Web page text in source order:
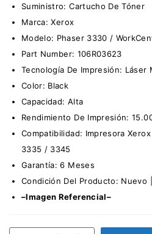
Suministro: Cartucho De Tóner
Marca: Xerox
Modelo: Phaser 3330 /
Part Number: 106R03623
Tecnología De Impresión: Láser
Color: Black
Capacidad: Alta
Rendimiento De Impresión:
Compatibilidad: Impresora
3335 / 3345
Garantía: 6 Meses
Condición Del Producto: Nuevo
–Imagen Referencial–